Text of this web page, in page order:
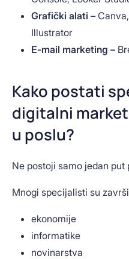
Grafički alati –
Illustrator
E-mail marketing –
Kako postati
digitalni
u poslu?
Ne postoji samo jedan
Mnogi specijalisti su
ekonomije
informatike
novinarstva